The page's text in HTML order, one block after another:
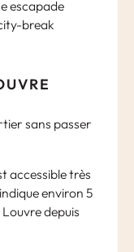
escapade
break
sans passer
accessible très
environ 5
depuis